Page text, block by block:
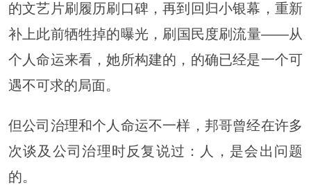
的文艺片刷履历刷口碑，再到回归小银幕，重新
补上此前牺牲掉的曝光，刷国民度刷流量——从
个人命运来看，她所构建的，的确已经是一个可
遇不可求的局面。
但公司治理和个人命运不一样，邦哥曾经在许多
次谈及公司治理时反复说过：人，是会出问题
的。